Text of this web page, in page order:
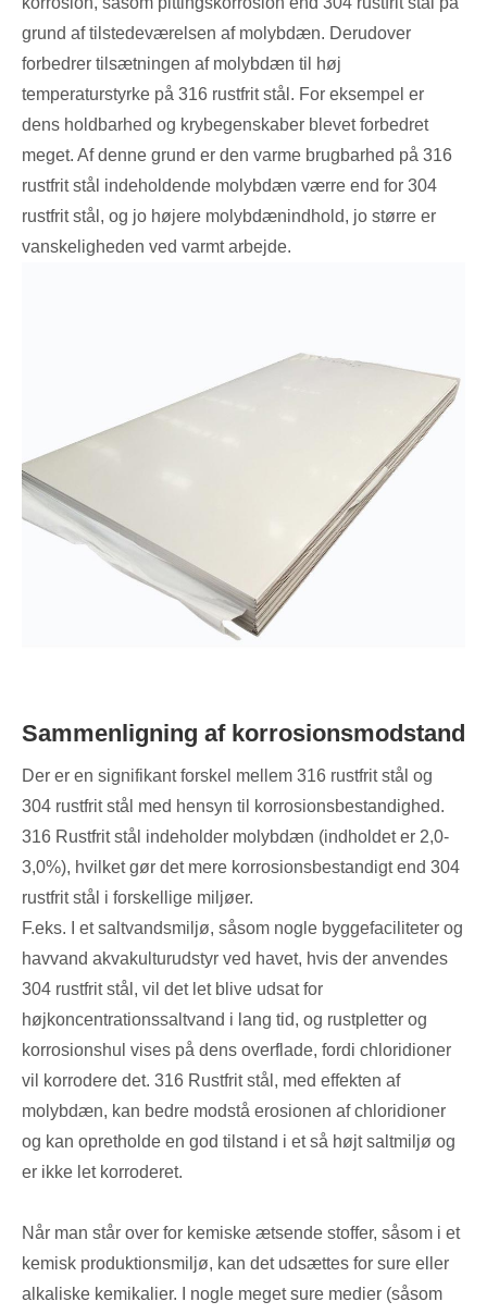
grund af tilstedeværelsen af ​​molybdæn. Derudover
forbedrer tilsætningen af ​​molybdæn til høj
temperaturstyrke på 316 rustfrit stål. For eksempel er
dens holdbarhed og krybegenskaber blevet forbedret
meget. Af denne grund er den varme brugbarhed på 316
rustfrit stål indeholdende molybdæn værre end for 304
rustfrit stål, og jo højere molybdænindhold, jo større er
vanskeligheden ved varmt arbejde.
Sammenligning af korrosionsmodstand
Der er en signifikant forskel mellem 316 rustfrit stål og
304 rustfrit stål med hensyn til korrosionsbestandighed.
316 Rustfrit stål indeholder molybdæn (indholdet er 2,0-
3,0%), hvilket gør det mere korrosionsbestandigt end 304
rustfrit stål i forskellige miljøer.
F.eks. I et saltvandsmiljø, såsom nogle byggefaciliteter og
havvand akvakulturudstyr ved havet, hvis der anvendes
304 rustfrit stål, vil det let blive udsat for
højkoncentrationssaltvand i lang tid, og rustpletter og
korrosionshul vises på dens overflade, fordi chloridioner
vil korrodere det. 316 Rustfrit stål, med effekten af ​​
molybdæn, kan bedre modstå erosionen af ​​chloridioner
og kan opretholde en god tilstand i et så højt saltmiljø og
er ikke let korroderet.
Når man står over for kemiske ætsende stoffer, såsom i et
kemisk produktionsmiljø, kan det udsættes for sure eller
alkaliske kemikalier. I nogle meget sure medier (såsom